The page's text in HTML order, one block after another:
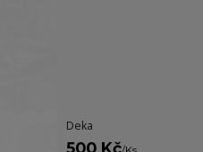
Deka
500 Kč